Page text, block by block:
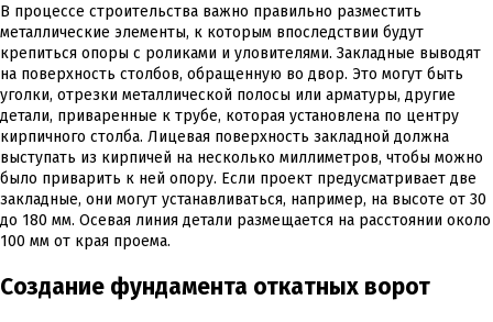
В процессе строительства важно правильно разместить
металлические элементы, к которым впоследствии будут
крепиться опоры с роликами и уловителями. Закладные выводят
на поверхность столбов, обращенную во двор. Это могут быть
уголки, отрезки металлической полосы или арматуры, другие
детали, приваренные к трубе, которая установлена по центру
кирпичного столба. Лицевая поверхность закладной должна
выступать из кирпичей на несколько миллиметров, чтобы можно
было приварить к ней опору. Если проект предусматривает две
закладные, они могут устанавливаться, например, на высоте от 30
до 180 мм. Осевая линия детали размещается на расстоянии около
100 мм от края проема.
Создание фундамента откатных ворот